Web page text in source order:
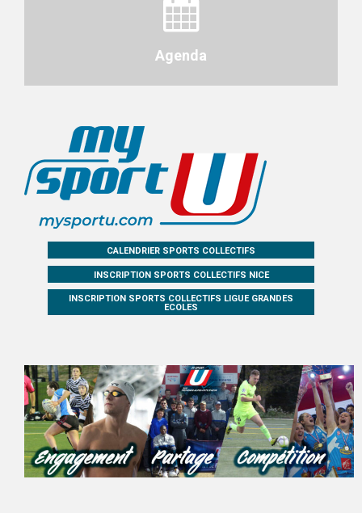
Agenda
CALENDRIER SPORTS COLLECTIFS
INSCRIPTION SPORTS COLLECTIFS NICE
INSCRIPTION SPORTS COLLECTIFS LIGUE GRANDES
ECOLES